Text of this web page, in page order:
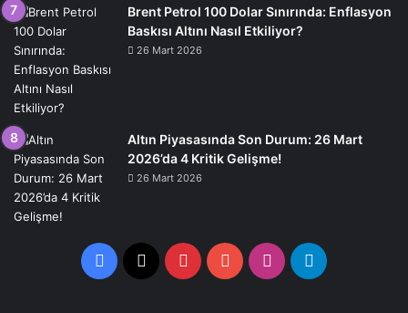
Brent Petrol 100 Dolar Sınırında: Enflasyon
Baskısı Altını Nasıl Etkiliyor?
26 Mart 2026
Altın Piyasasında Son Durum: 26 Mart
2026’da 4 Kritik Gelişme!
26 Mart 2026
Facebook PinterestYouTubeInstagramTelegram